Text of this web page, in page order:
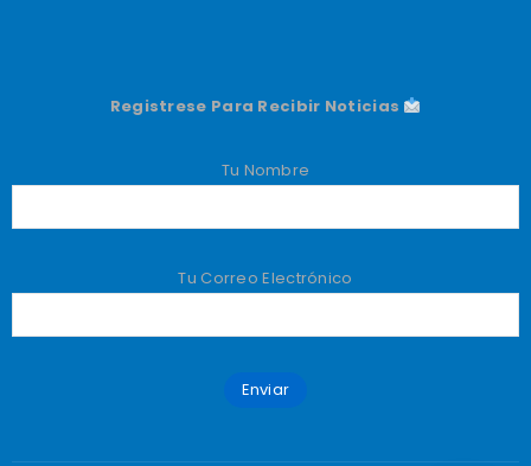
Registrese Para Recibir Noticias
Tu Nombre
Tu Correo Electrónico